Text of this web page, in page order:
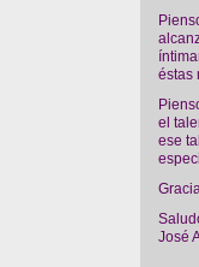
éstas
el
ese
José